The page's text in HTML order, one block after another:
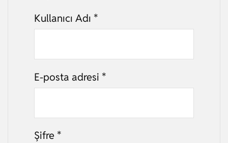
Kullanıcı Adı *
E-posta adresi *
Şifre *